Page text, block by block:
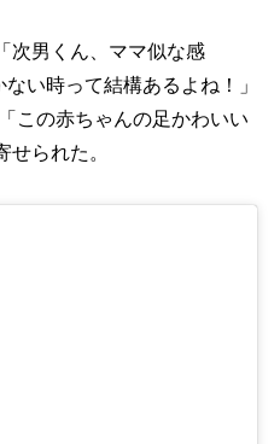
次男くん、ママ似な感
い時って結構あるよね！」
この赤ちゃんの足かわいい
られた。